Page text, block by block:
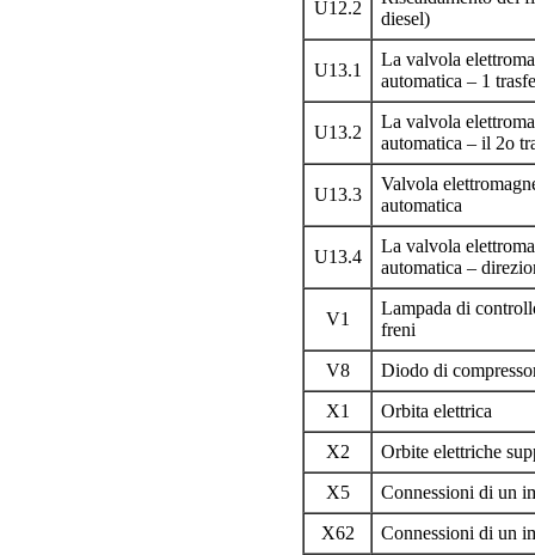
U12.2
diesel)
U13.1
La valvola
automatica – 1
U13.2
La valvola
automatica – il 2o
U13.3
Valvola
automatica
U13.4
La valvola
automatica –
V1
Lampada di
freni
V8
Diodo di
X1
Orbita elettrica
X2
Orbite elettriche
X5
Connessioni di un
X62
Connessioni di un